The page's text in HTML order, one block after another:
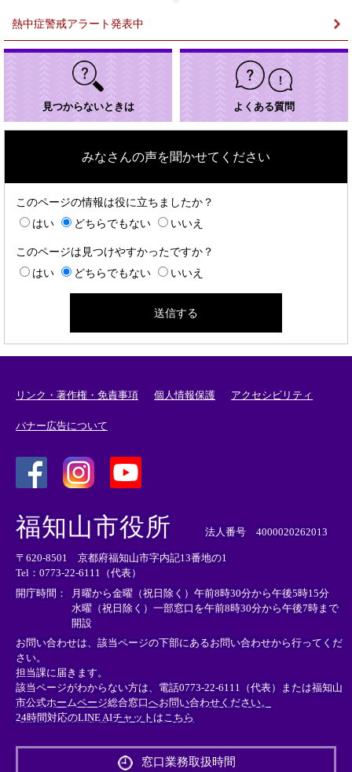
熱中症警戒アラート発表中
見つからないときは よくある質問
みなさんの声を聞かせてください
このページの情報は役に立ちましたか？
はい
どちらでもない いいえ
このページは見つけやすかったですか？
はい
どちらでもない いいえ
リンク・著作権・免責事項 個人情報保護 アクセシビリティ
バナー広告について
外
部
リ
ン
ク
＞
外
リ
ン
ク
＞
外
部
ン
ク
＞
福知山市役所 法人番号 4000020262013
〒620-8501 京都府福知山市字内記13番地の1
Tel：0773-22-6111（代表）
開庁時間：
月曜から金曜（祝日除く）午前8時30分から午後5時15分
水曜（祝日除く）一部窓口を午前8時30分から午後7時まで
開設
お問い合わせは、該当ページの下部にあるお問い合わせから行ってくだ
さい。
担当課に届きます。
該当ページがわからない方は、電話0773-22-6111（代表）または福知山
市公式ホームページ総合窓口へお問い合わせください。
24時間対応のLINE AIチャットはこちら
外
窓口業務取扱時間